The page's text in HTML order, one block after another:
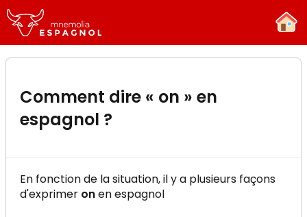
Comment dire « on » en
espagnol ?
En fonction de la situation, il y a plusieurs façons
d'exprimer onen espagnol
"Mnemolia Espagnol"
Apprenez l’espagnol efficacement en
quelques minutes par jour !